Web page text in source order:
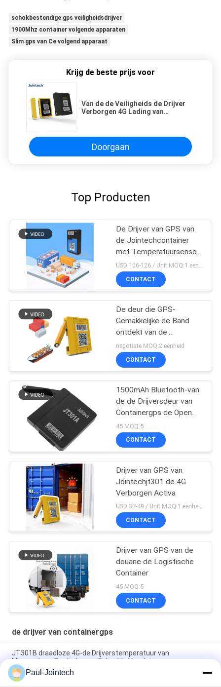
schokbestendige gps veiligheidsdrijver
1900Mhz container volgende apparaten
Slim gps van Ce volgend apparaat
Krijg de beste prijs voor
Van de de Veiligheids de Drijver
Verborgen 4G Lading van
Doorgaan
Top Producten
De Drijver van GPS van
de Jointechcontainer
met Temperatuursensor
voor Koude Logistische
Ketting
CONTACT
De deur die GPS-
Gemakkelijke de Band
ontdekt van de
Containerdrijver 4G
installeert lange
levensduur batterij
negotiate MOQ:2 eenheid
CONTACT
1500mAh Bluetooth-van
de de Drijversdeur van
Containergps de Open
Ontdekkende Waakzame
Drijver
45 MOQ:5
CONTACT
Drijver van GPS van
Jointechjt301 de 4G
Verborgen Activa
USD 37-49 / Unit MOQ:1 eenheid
CONTACT
Drijver van GPS van de
douane de Logistische
Container
45 MOQ:5
CONTACT
de drijver van containergps
JT301B draadloze 4G-de Drijverstemperatuur van
Magneetgps Controle voor Gekoelde Voertuigen
Drijver van GPS van de deur de Controlerende Container binnen
Paul-Jointech